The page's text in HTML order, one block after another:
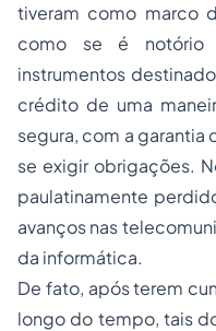
tiveram como marco
como se é notório
instrumentos
crédito de uma
segura, com a
se exigir obrigações.
paulatinamente
avanços nas
da informática.
De fato, após terem
longo do tempo, tais